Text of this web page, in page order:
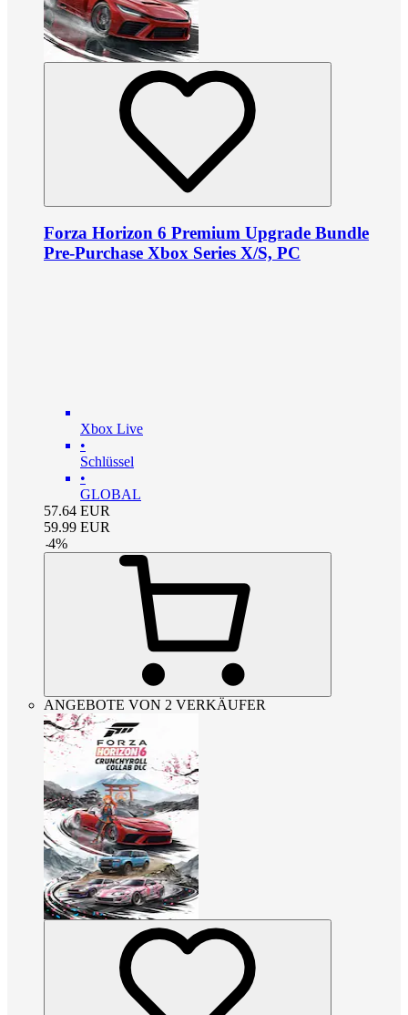
Forza Horizon 6 Premium Upgrade Bundle
Pre-Purchase Xbox Series X/S, PC
Xbox Live
•
Schlüssel
•
GLOBAL
57.64 EUR
59.99 EUR
-4%
ANGEBOTE VON 2 VERKÄUFER